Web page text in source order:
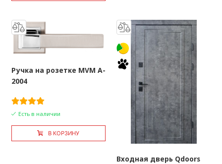
Ручка на розетке MVM A-
2004
Есть в наличии
В КОРЗИНУ
Входная дверь Qdoors